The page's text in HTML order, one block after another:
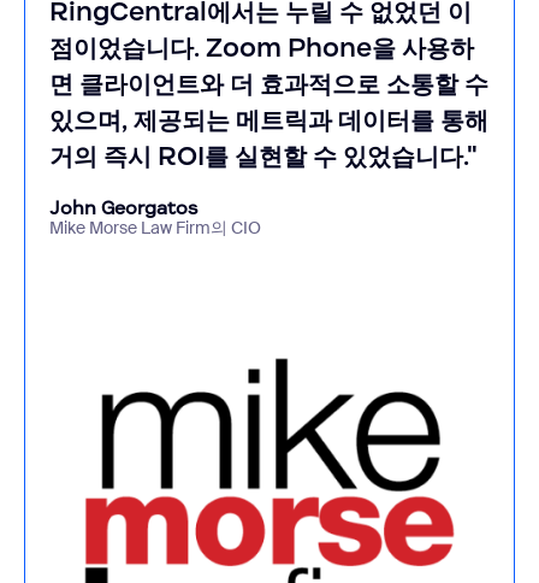
RingCentral에서는 누릴 수 없었던 이
점이었습니다. Zoom Phone을 사용하
면 클라이언트와 더 효과적으로 소통할 수
있으며, 제공되는 메트릭과 데이터를 통해
거의 즉시 ROI를 실현할 수 있었습니다."
John Georgatos
Mike Morse Law Firm의 CIO